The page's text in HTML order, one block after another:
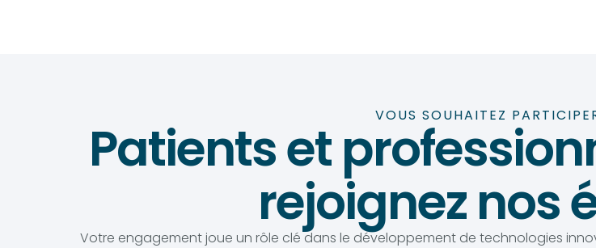
VOUS SOUHAITEZ
Patients et
rejoignez nos
Votre engagement joue un rôle clé dans le développement de technologies